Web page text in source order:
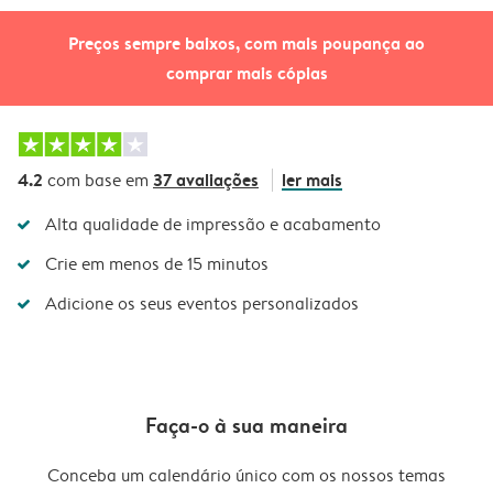
Preços sempre baixos, com mais poupança ao
comprar mais cópias
4.2 com base em 37 avaliações ler mais
Alta qualidade de impressão e acabamento
Crie em menos de 15 minutos
Adicione os seus eventos personalizados
Faça-o à sua maneira
Conceba um calendário único com os nossos temas